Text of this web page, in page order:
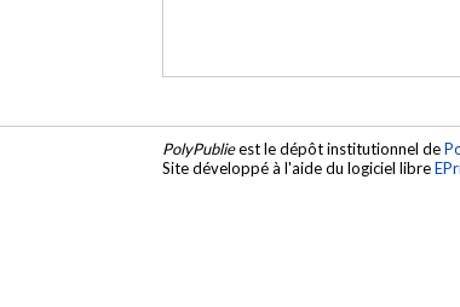
PolyPublieest le dépôt institutionnel de
Site développé à l'aide du logiciel libre